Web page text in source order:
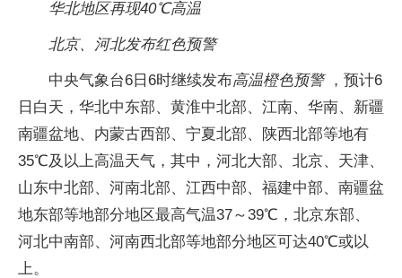
华北地区再现40℃高温
北京、河北发布红色预警
中央气象台6日6时继续发布高温橙色预警，预计6
日白天，华北中东部、黄淮中北部、江南、华南、新疆
南疆盆地、内蒙古西部、宁夏北部、陕西北部等地有
35℃及以上高温天气，其中，河北大部、北京、天津、
山东中北部、河南北部、江西中部、福建中部、南疆盆
地东部等地部分地区最高气温37～39℃，北京东部、
河北中南部、河南西北部等地部分地区可达40℃或以
上。